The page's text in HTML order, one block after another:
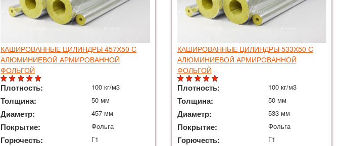
КАШИРОВАННЫЕ ЦИЛИНДРЫ 457Х50 С
АЛЮМИНИЕВОЙ АРМИРОВАННОЙ
ФОЛЬГОЙ
Плотность: 100 кг/м3
Толщина: 50 мм
Диаметр: 457 мм
Покрытие: Фольга
Горючесть: Г1
КАШИРОВАННЫЕ ЦИЛИНДРЫ 533Х50 С
АЛЮМИНИЕВОЙ АРМИРОВАННОЙ
ФОЛЬГОЙ
Плотность: 100 кг/м3
Толщина: 50 мм
Диаметр: 533 мм
Покрытие: Фольга
Горючесть: Г1